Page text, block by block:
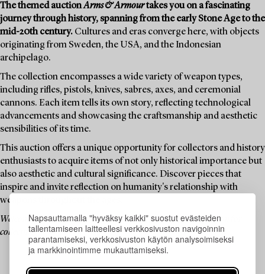
Napsauttamalla "hyväksy kaikki" suostut evästeiden
tallentamiseen laitteellesi verkkosivuston navigoinnin
parantamiseksi, verkkosivuston käytön analysoimiseksi
ja markkinointimme mukauttamiseksi.
The themed auctionArms & Armourtakes you on a fascinating
journey through history, spanning from the early Stone Age to the
mid-20th century. Cultures and eras converge here, with objects
originating from Sweden, the USA, and the Indonesian
archipelago.
The collection encompasses a wide variety of weapon types,
including rifles, pistols, knives, sabres, axes, and ceremonial
cannons. Each item tells its own story, reflecting technological
advancements and showcasing the craftsmanship and aesthetic
sensibilities of its time.
This auction offers a unique opportunity for collectors and history
enthusiasts to acquire items of not only historical importance but
also aesthetic and cultural significance. Discover pieces that
inspire and invite reflection on humanity's relationship with
weapons throughout the ages.
Welcome to an auction that blends history, culture, and a passion for
collecting.